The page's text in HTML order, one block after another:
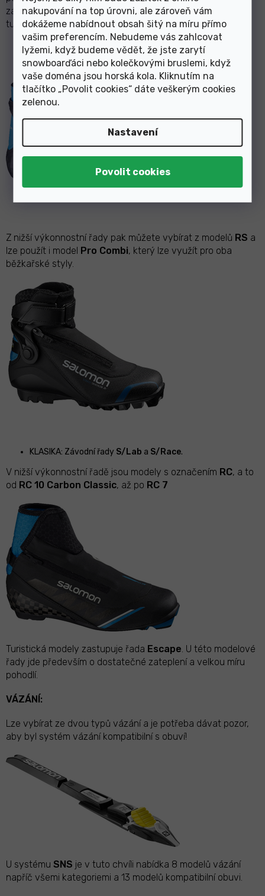
nakupování na top úrovni, ale zároveň vám
dokážeme nabídnout obsah šitý na míru přímo
vašim preferencím. Nebudeme vás zahlcovat
lyžemi, když budeme vědět, že jste zarytí
snowboarďáci nebo kolečkovými bruslemi, když
vaše doména jsou horská kola. Kliknutím na
tlačítko „Povolit cookies“ dáte veškerým cookies
zelenou.
Nastavení
závodní boty pro Vás mohou být málo komfortní, naopak
turistické boty zase málo sportovně zaměřené.
SKATE: Závodní řadyS/Laba S/Race
Z nižší výkonnostní řady pak můžete vybírat z modelů RS a
lze použít i model Pro Combi, který lze využít pro oba
běžkařské styly.
KLASIKA: Závodní řady S/Lab a S/Race.
V nižší výkonnostní řadě jsou modely s označením RC, a to
od RC 10 Carbon Classic, až po RC 7
Turistická modely zastupuje řada Escape . U této modelové
řady jde především o dostatečné zateplení a velkou míru
pohodlí.
VÁZÁNÍ:
Lze vybírat ze dvou typů vázání a je potřeba dávat pozor,
aby byl systém vázání kompatibilní s obuví!
U systému SNS je v tuto chvíli nabídka 8 modelů vázání
napříč všemi kategoriemi a 13 modelů kompatibilní obuvi.